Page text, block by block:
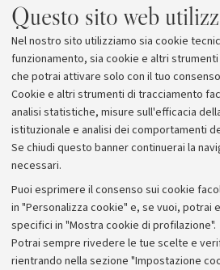
Questo sito web
Nel nostro sito utilizziamo sia cookie
funzionamento, sia cookie e altri
che potrai attivare solo con il tuo
Cookie e altri strumenti di tracciamento
analisi statistiche, misure sull'efficacia
istituzionale e analisi dei comportamenti
Se chiudi questo banner continuerai la
necessari.
Puoi esprimere il consenso sui cookie
in "Personalizza cookie" e, se vuoi, potrai
specifici in "Mostra cookie di profilazione".
Potrai sempre rivedere le tue scelte e
rientrando nella sezione "Impostazione
Allegati
Aspettando Media Mutations
Archivio
Comunicati
Redazione